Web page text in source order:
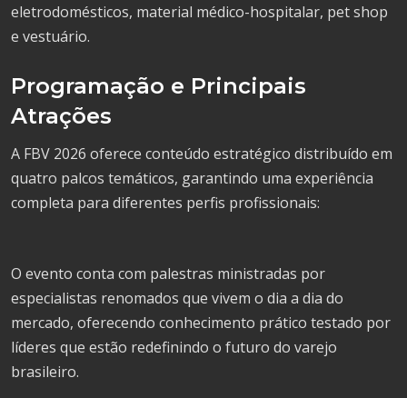
eletrodomésticos, material médico-hospitalar, pet shop
e vestuário.
Programação e Principais
Atrações
A FBV 2026 oferece conteúdo estratégico distribuído em
quatro palcos temáticos, garantindo uma experiência
completa para diferentes perfis profissionais:
O evento conta com palestras ministradas por
especialistas renomados que vivem o dia a dia do
mercado, oferecendo conhecimento prático testado por
líderes que estão redefinindo o futuro do varejo
brasileiro.